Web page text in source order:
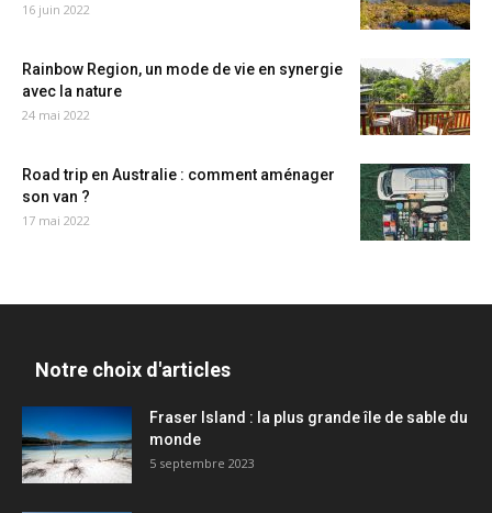
16 juin 2022
Rainbow Region, un mode de vie en synergie
avec la nature
24 mai 2022
Road trip en Australie : comment aménager
son van ?
17 mai 2022
Notre choix d'articles
Fraser Island : la plus grande île de sable du
monde
5 septembre 2023